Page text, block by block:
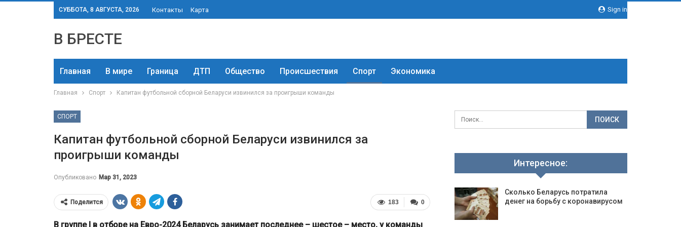
Sign in
СУББОТА, 8 АВГУСТА, 2026 Контакты Карта
В БРЕСТЕ
Главная В мире Граница ДТП Общество Происшествия Спорт Экономика
Главная Спорт Капитан футбольной сборной Беларуси извинился за проигрыши команды
СПОРТ
Капитан футбольной сборной Беларуси извинился за
проигрыши команды
Опубликовано Мар 31, 2023
0
183
Поделится
В группе I в отборе на Евро-2024 Беларусь занимает последнее – шестое – место, у команды
Интересное:
Сколько Беларусь потратила
денег на борьбу с коронавирусом